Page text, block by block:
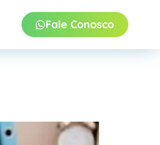
Fale Conosco